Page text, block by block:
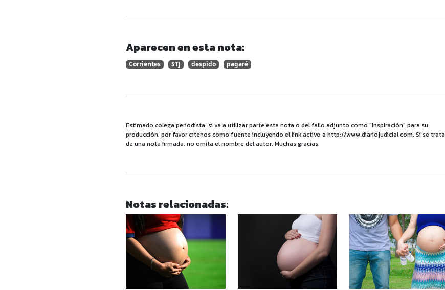
Aparecen en esta nota:
Corrientes STJ despido pagaré
Estimado colega periodista: si va a utilizar parte esta nota o del fallo adjunto como "inspiración" para su
producción, por favor cítenos como fuente incluyendo el link activo a http://www.diariojudicial.com. Si se trata
de una nota firmada, no omita el nombre del autor. Muchas gracias.
Notas relacionadas: